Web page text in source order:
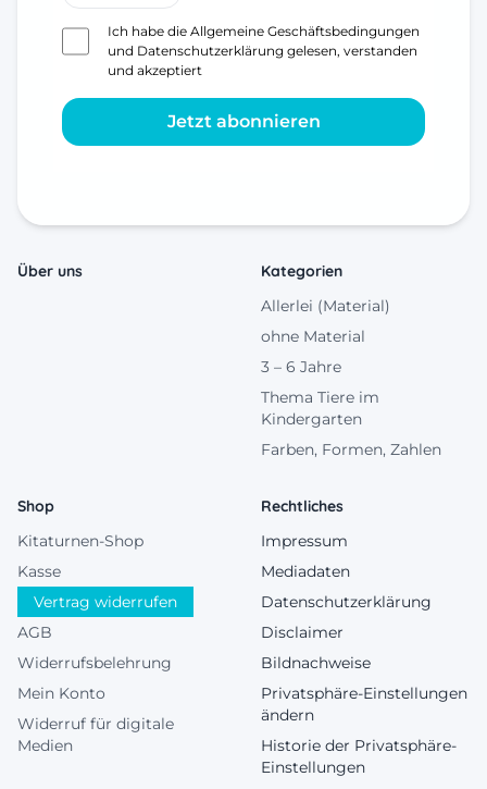
Ich habe die Allgemeine Geschäftsbedingungen
und Datenschutzerklärung gelesen, verstanden
und akzeptiert
Jetzt abonnieren
Über uns
Kategorien
Allerlei (Material)
ohne Material
3 – 6 Jahre
Thema Tiere im
Kindergarten
Farben, Formen, Zahlen
Shop
Kitaturnen-Shop
Kasse
Vertrag widerrufen
AGB
Widerrufsbelehrung
Mein Konto
Widerruf für digitale
Medien
Rechtliches
Impressum
Mediadaten
Datenschutzerklärung
Disclaimer
Bildnachweise
Privatsphäre-Einstellungen
ändern
Historie der Privatsphäre-
Einstellungen